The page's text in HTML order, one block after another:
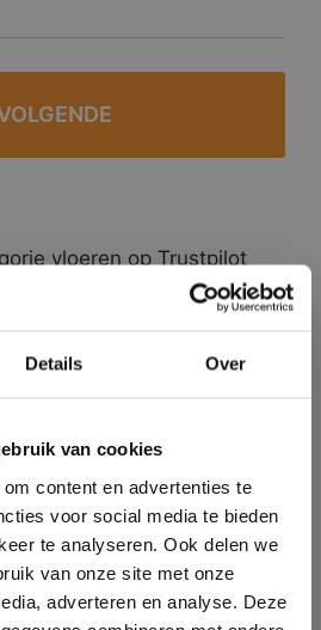
Details Over
van cookies
content en advertenties te
voor social media te bieden
te analyseren. Ook delen we
van onze site met onze
adverteren en analyse. Deze
vloeren op Trustpilot
een passende offerte
m2 showroom
website maakt
van cookies.
was deleted and is no
Please contact the website
administrator.
gebruikt cookies om de
te verbeteren. Door
van onze website geeft u
voor alle cookies in
met ons cookiebeleid.Lees
verder